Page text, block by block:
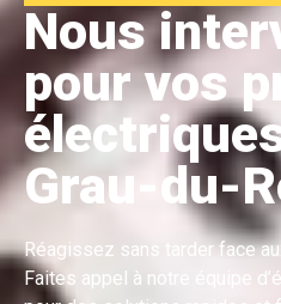
Nous
pour vos
Grau-du-
Réagissez sans tarder face
Faites appel à notre équipe